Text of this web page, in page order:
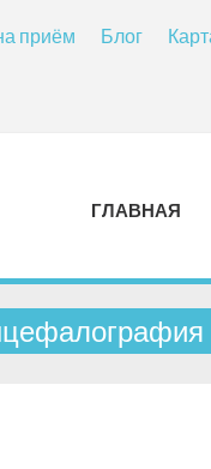
приём Блог
ГЛАВНАЯ